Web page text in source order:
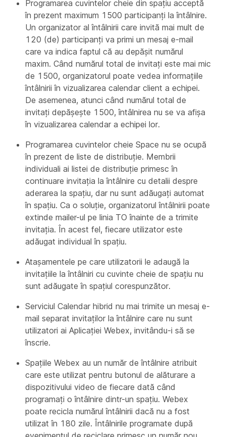
Programarea cuvintelor cheie din spaţiu acceptă
în prezent maximum 1500 participanţi la întâlnire.
Un organizator al întâlnirii care invită mai mult de
120 (de) participanți va primi un mesaj e-mail
care va indica faptul că au depășit numărul
maxim. Când numărul total de invitați este mai mic
de 1500, organizatorul poate vedea informațiile
întâlnirii în vizualizarea calendar client a echipei.
De asemenea, atunci când numărul total de
invitați depășește 1500, întâlnirea nu se va afișa
în vizualizarea calendar a echipei lor.
Programarea cuvintelor cheie Space nu se ocupă
în prezent de liste de distribuție. Membrii
individuali ai listei de distribuție primesc în
continuare invitația la întâlnire cu detalii despre
aderarea la spațiu, dar nu sunt adăugați automat
în spațiu. Ca o soluție, organizatorul întâlnirii poate
extinde mailer-ul pe linia TO înainte de a trimite
invitația. În acest fel, fiecare utilizator este
adăugat individual în spațiu.
Atașamentele pe care utilizatorii le adaugă la
invitațiile la întâlniri cu cuvinte cheie de spațiu nu
sunt adăugate în spațiul corespunzător.
Serviciul Calendar hibrid nu mai trimite un mesaj e-
mail separat invitaților la întâlnire care nu sunt
utilizatori ai Aplicației Webex, invitându-i să se
înscrie.
Spațiile Webex au un număr de întâlnire atribuit
care este utilizat pentru butonul de alăturare a
dispozitivului video de fiecare dată când
programați o întâlnire dintr-un spațiu. Webex
poate recicla numărul întâlnirii dacă nu a fost
utilizat în 180 zile. Întâlnirile programate după